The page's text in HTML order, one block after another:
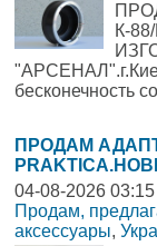
К-
бесконечность
ПРОДАМ
04-08-2026 03:15
Продам,
аксессуары,